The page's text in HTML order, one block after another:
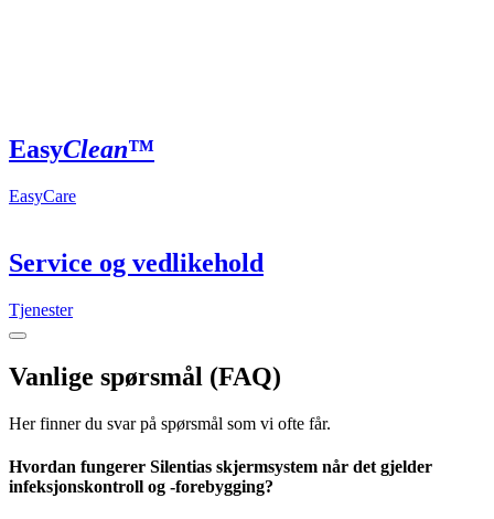
EasyClean™
EasyCare
Service og vedlikehold
Tjenester
Vanlige spørsmål (FAQ)
Her finner du svar på spørsmål som vi ofte får.
Hvordan fungerer Silentias skjermsystem når det gjelder
infeksjonskontroll og -forebygging?